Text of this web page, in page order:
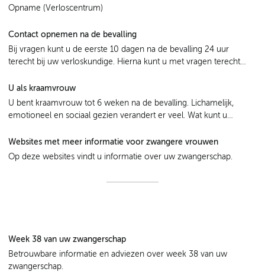
Opname (Verloscentrum)
Contact opnemen na de bevalling
Bij vragen kunt u de eerste 10 dagen na de bevalling 24 uur
terecht bij uw verloskundige. Hierna kunt u met vragen terecht
U als kraamvrouw
U bent kraamvrouw tot 6 weken na de bevalling. Lichamelijk,
emotioneel en sociaal gezien verandert er veel. Wat kunt u
Websites met meer informatie voor zwangere vrouwen
Op deze websites vindt u informatie over uw zwangerschap.
Week 38 van uw zwangerschap
Betrouwbare informatie en adviezen over week 38 van uw
zwangerschap.